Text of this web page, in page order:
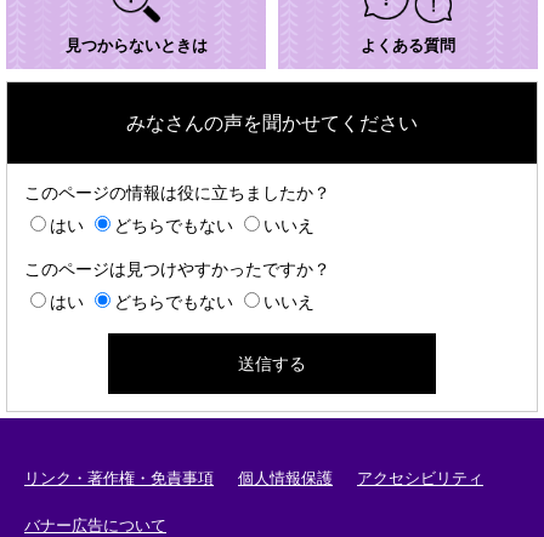
見つからないときは よくある質問
みなさんの声を聞かせてください
このページの情報は役に立ちましたか？
はい
どちらでもない いいえ
このページは見つけやすかったですか？
はい
どちらでもない いいえ
リンク・著作権・免責事項 個人情報保護 アクセシビリティ
バナー広告について